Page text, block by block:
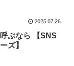
2025.07.26
ぶなら 【SNS
ズ】